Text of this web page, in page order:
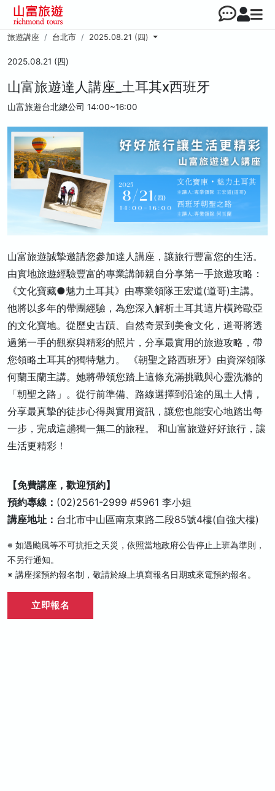
旅遊講座 台北市 2025.08.21 (四)
2025.08.21 (四)
山富旅遊達人講座_土耳其x西班牙
山富旅遊台北總公司 14:00~16:00
山富旅遊誠摯邀請您參加達人講座，讓旅行豐富您的生活。
由實地旅遊經驗豐富的專業講師親自分享第一手旅遊攻略：
《文化寶藏●魅力土耳其》由專業領隊王宏道(道哥)主講。
他將以多年的帶團經驗，為您深入解析土耳其這片橫跨歐亞
的文化寶地。從歷史古蹟、自然奇景到美食文化，道哥將透
過第一手的觀察與精彩的照片，分享最實用的旅遊攻略，帶
您領略土耳其的獨特魅力。 《朝聖之路西班牙》由資深領隊
何蘭玉蘭主講。她將帶領您踏上這條充滿挑戰與心靈洗滌的
「朝聖之路」。從行前準備、路線選擇到沿途的風土人情，
分享最真摯的徒步心得與實用資訊，讓您也能安心地踏出每
一步，完成這趟獨一無二的旅程。 和山富旅遊好好旅行，讓
生活更精彩！
【免費講座，歡迎預約】
預約專線： (02)2561-2999 #5961 李小姐
講座地址： 台北市中山區南京東路二段85號4樓(自強大樓)
※ 如遇颱風等不可抗拒之天災，依照當地政府公告停止上班為準則，
不另行通知。
※ 講座採預約報名制，敬請於線上填寫報名日期或來電預約報名。
立即報名